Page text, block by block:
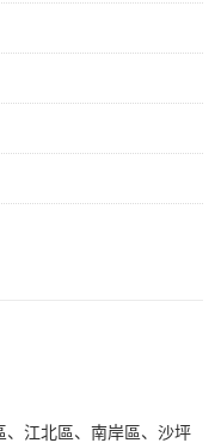
、江北區、南岸區、沙坪